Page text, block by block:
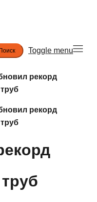
Toggle menu
рекорд
рекорд